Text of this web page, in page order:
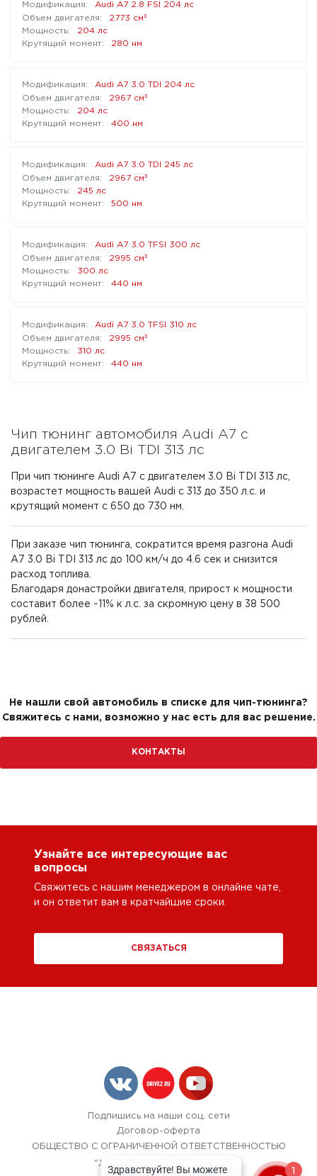
Audi A7 2.8 FSI 204 лс
2773 см³
204 лс
280 нм
Audi A7 3.0 TDI 204 лс
2967 см³
204 лс
400 нм
Audi A7 3.0 TDI 245 лс
2967 см³
245 лс
500 нм
Audi A7 3.0 TFSI 300 лс
2995 см³
300 лс
440 нм
Audi A7 3.0 TFSI 310 лс
2995 см³
310 лс
440 нм
Чип тюнинг автомобиля Audi A7 с
двигателем 3.0 Bi TDI 313 лс
При чип тюнинге Audi A7 с двигателем 3.0 Bi TDI 313 лс,
возрастет мощность вашей Audi с 313 до 350 л.с. и
крутящий момент с 650 до 730 нм.
При заказе чип тюнинга, сократится время разгона Audi
A7 3.0 Bi TDI 313 лс до 100 км/ч до 4.6 сек и снизится
расход топлива.
Благодаря донастройки двигателя, прирост к мощности
составит более ~11% к л.с. за скромную цену в 38 500
рублей.
Не нашли свой автомобиль в списке для чип-тюнинга?
Свяжитесь с нами, возможно у нас есть для вас решение.
КОНТАКТЫ
Узнайте все интересующие вас
вопросы
Свяжитесь с нашим менеджером в онлайне чате,
и он ответит вам в кратчайшие сроки.
СВЯЗАТЬСЯ
Подпишись на наши соц. сети
Договор-оферта
ОБЩЕСТВО С ОГРАНИЧЕННОЙ ОТВЕТСТВЕННОСТЬЮ
"ЛОК БОКС АВТОСЕРВИС",
1